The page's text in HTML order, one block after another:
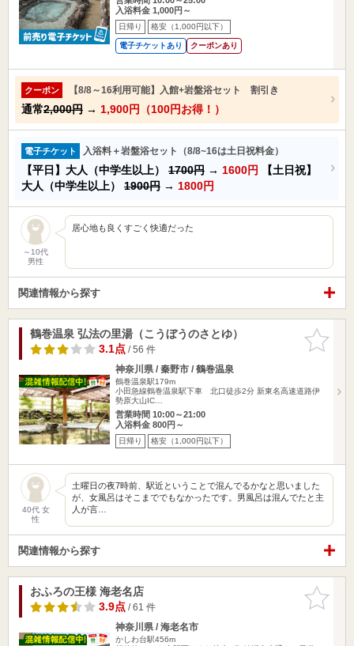
入浴料金 1,000円～
日帰り 格安（1,000円以下）
電子チケットあり クーポンあり
クーポン 【8/8～16利用可能】入館+岩盤浴セット 割引き
通常2,000円 → 1,900円（100円お得！）
電子チケット 入浴料＋岩盤浴セット（8/8~16は土日祝料金）
【平日】大人（中学生以上） 1700円 → 1600円
【土日祝】
大人（中学生以上） 1900円 → 1800円
～10代
男性
居心地も良くすごく快適だった
関連情報から探す
お気に入
りに追加
鶴巻温泉 弘法の里湯（こうぼうのさとゆ）
3.1点/ 56 件
神奈川県 / 秦野市 / 鶴巻温泉
鶴巻温泉駅179m
小田急線鶴巻温泉駅下車 北口徒歩2分 新東名高速道路伊
勢原大山IC…
営業時間 10:00～21:00
入浴料金 800円～
日帰り 格安（1,000円以下）
40代 女
性
土曜日の夜7時前、駅近ということで混んでるかなと思いました
が、女風呂はそこまででもなかったです。男風呂は混んでたと主
人が言…
関連情報から探す
お気に入
りに追加
おふろの王様 海老名店
3.9点/ 61 件
神奈川県 / 海老名市
かしわ台駅456m